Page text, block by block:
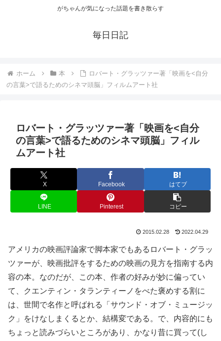
がちゃんが気になった話題を書き散らす
毎日日記
ホーム 本
ロバート・グラッツァー著「映画を<自分
の言葉>で語るためのシネマ頭脳」フィルムアート社
ロバート・グラッツァー著「映画を<自分
の言葉>で語るためのシネマ頭脳」フィル
ムアート社
X Facebook はてブ
LINE Pinterest コピー
2015.02.28 2022.04.29
アメリカの映画評論家で脚本家でもあるロバート・グラッ
ツァーが、映画批評をするための映画の見方を指南する内
容の本。なのだが、この本、作者の好みが妙に偏ってい
て、クエンティン・タランティーノをべた褒めする割に
は、世間で名作と呼ばれる「サウンド・オブ・ミュージッ
ク」をけなしまくるとか、結構変である。で、内容的にも
ちょっと読みづらいところがあり、かなり昔に買って(し